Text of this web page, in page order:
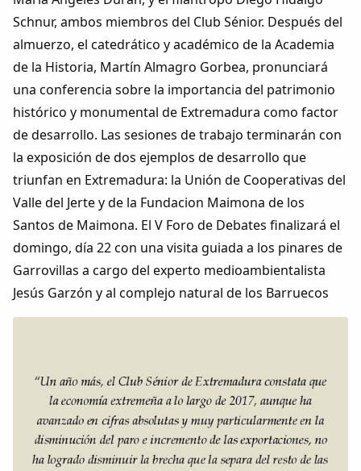
Schnur, ambos miembros del Club Sénior. Después del
almuerzo, el catedrático y académico de la Academia
de la Historia, Martín Almagro Gorbea, pronunciará
una conferencia sobre la importancia del patrimonio
histórico y monumental de Extremadura como factor
de desarrollo. Las sesiones de trabajo terminarán con
la exposición de dos ejemplos de desarrollo que
triunfan en Extremadura: la Unión de Cooperativas del
Valle del Jerte y de la Fundacion Maimona de los
Santos de Maimona. El V Foro de Debates finalizará el
domingo, día 22 con una visita guiada a los pinares de
Garrovillas a cargo del experto medioambientalista
Jesús Garzón y al complejo natural de los Barruecos